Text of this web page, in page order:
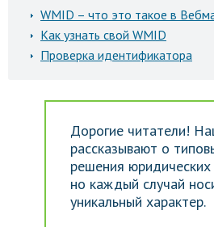
WMID – что это такое в
Как узнать свой WMID
Проверка идентификатора
Дорогие читатели!
рассказывают о
решения юридических
но каждый случай
уникальный характер.